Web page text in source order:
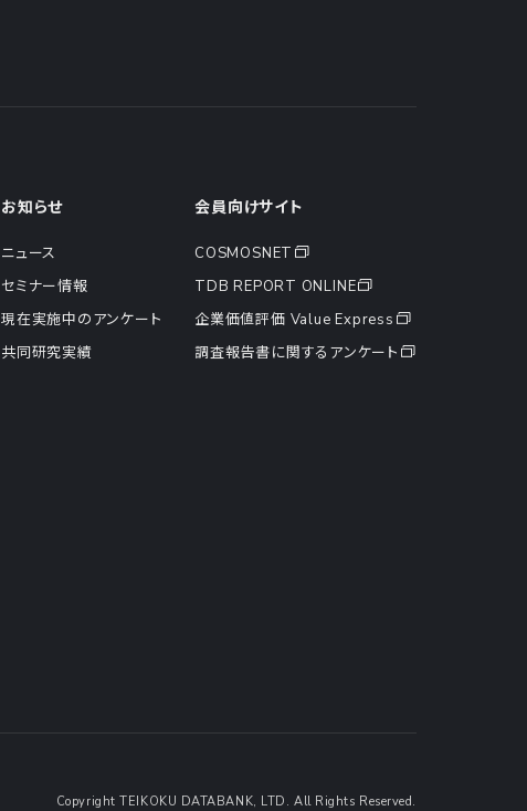
お知らせ
ニュース
セミナー情報
現在実施中のアンケート
共同研究実績
会員向けサイト
COSMOSNET
TDB REPORT ONLINE
企業価値評価 Value Express
調査報告書に関するアンケート
Copyright TEIKOKU DATABANK, LTD. All Rights Reserved.